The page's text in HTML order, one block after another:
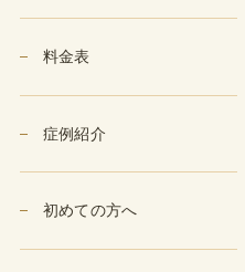
料金表
症例紹介
初めての方へ